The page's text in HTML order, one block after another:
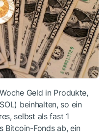
Geld in Produkte,
beinhalten, so ein
selbst als fast 1
Bitcoin-Fonds ab, ein